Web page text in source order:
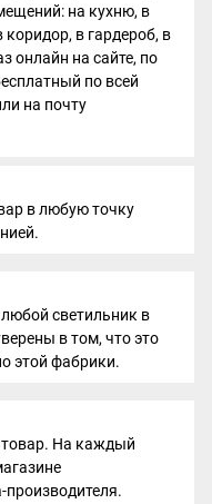
на кухню, в
в гардероб, в
онлайн на сайте, по
по всей
на почту
в любую точку
светильник в
в том, что это
этой фабрики.
На каждый
производителя.